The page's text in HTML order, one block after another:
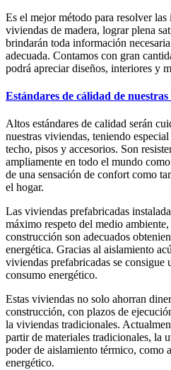
Es el mejor método para resolver las
viviendas de madera, lograr plena
brindarán toda información
adecuada. Contamos con gran
podrá apreciar diseños, interiores y
Estándares de cálidad de nuestras
Altos estándares de calidad serán
nuestras viviendas, teniendo
techo, pisos y accesorios. Son
ampliamente en todo el mundo
de una sensación de confort como
el hogar.
Las viviendas prefabricadas
máximo respeto del medio
construcción son adecuados
energética. Gracias al aislamiento
viviendas prefabricadas se consigue
consumo energético.
Estas viviendas no solo ahorran
construcción, con plazos de
la viviendas tradicionales.
partir de materiales tradicionales, la
poder de aislamiento térmico, como
energético.